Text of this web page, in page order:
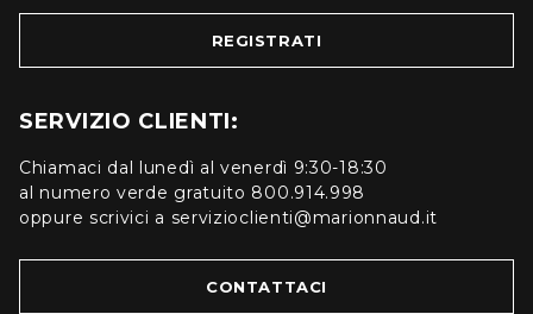
REGISTRATI
SERVIZIO CLIENTI:
Chiamaci dal lunedì al venerdì 9:30-18:30
al numero verde gratuito 800.914.998
oppure scrivici a servizioclienti@marionnaud.it
CONTATTACI